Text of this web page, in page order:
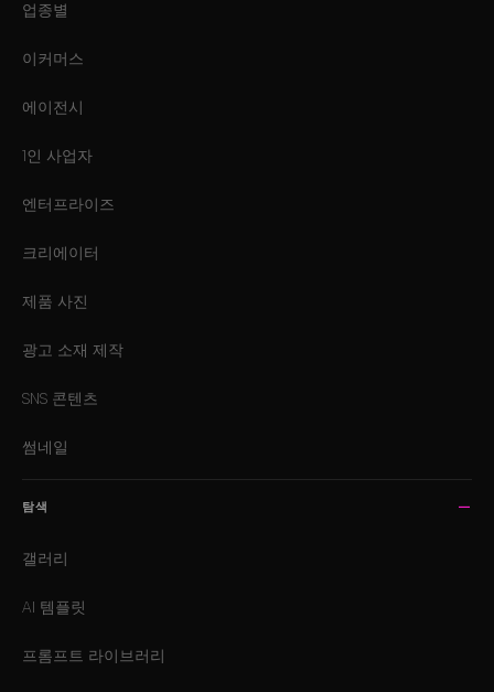
업종별
이커머스
에이전시
1인 사업자
엔터프라이즈
크리에이터
제품 사진
광고 소재 제작
SNS 콘텐츠
썸네일
탐색
갤러리
AI 템플릿
프롬프트 라이브러리